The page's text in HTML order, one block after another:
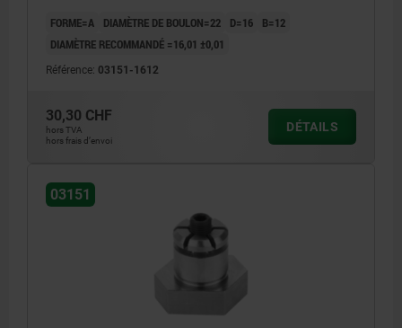
FORME=A DIAMÈTRE DE BOULON=22 D=16
B=12
DIAMÈTRE RECOMMANDÉ =16,01 ±0,01
Référence: 03151-1612
30,30 CHF
hors TVA
hors frais d’envoi
DÉTAILS
03151